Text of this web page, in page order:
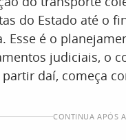
do Estado até o
Esse é o
judiciais, o
daí, começa
CONTINUA APÓS